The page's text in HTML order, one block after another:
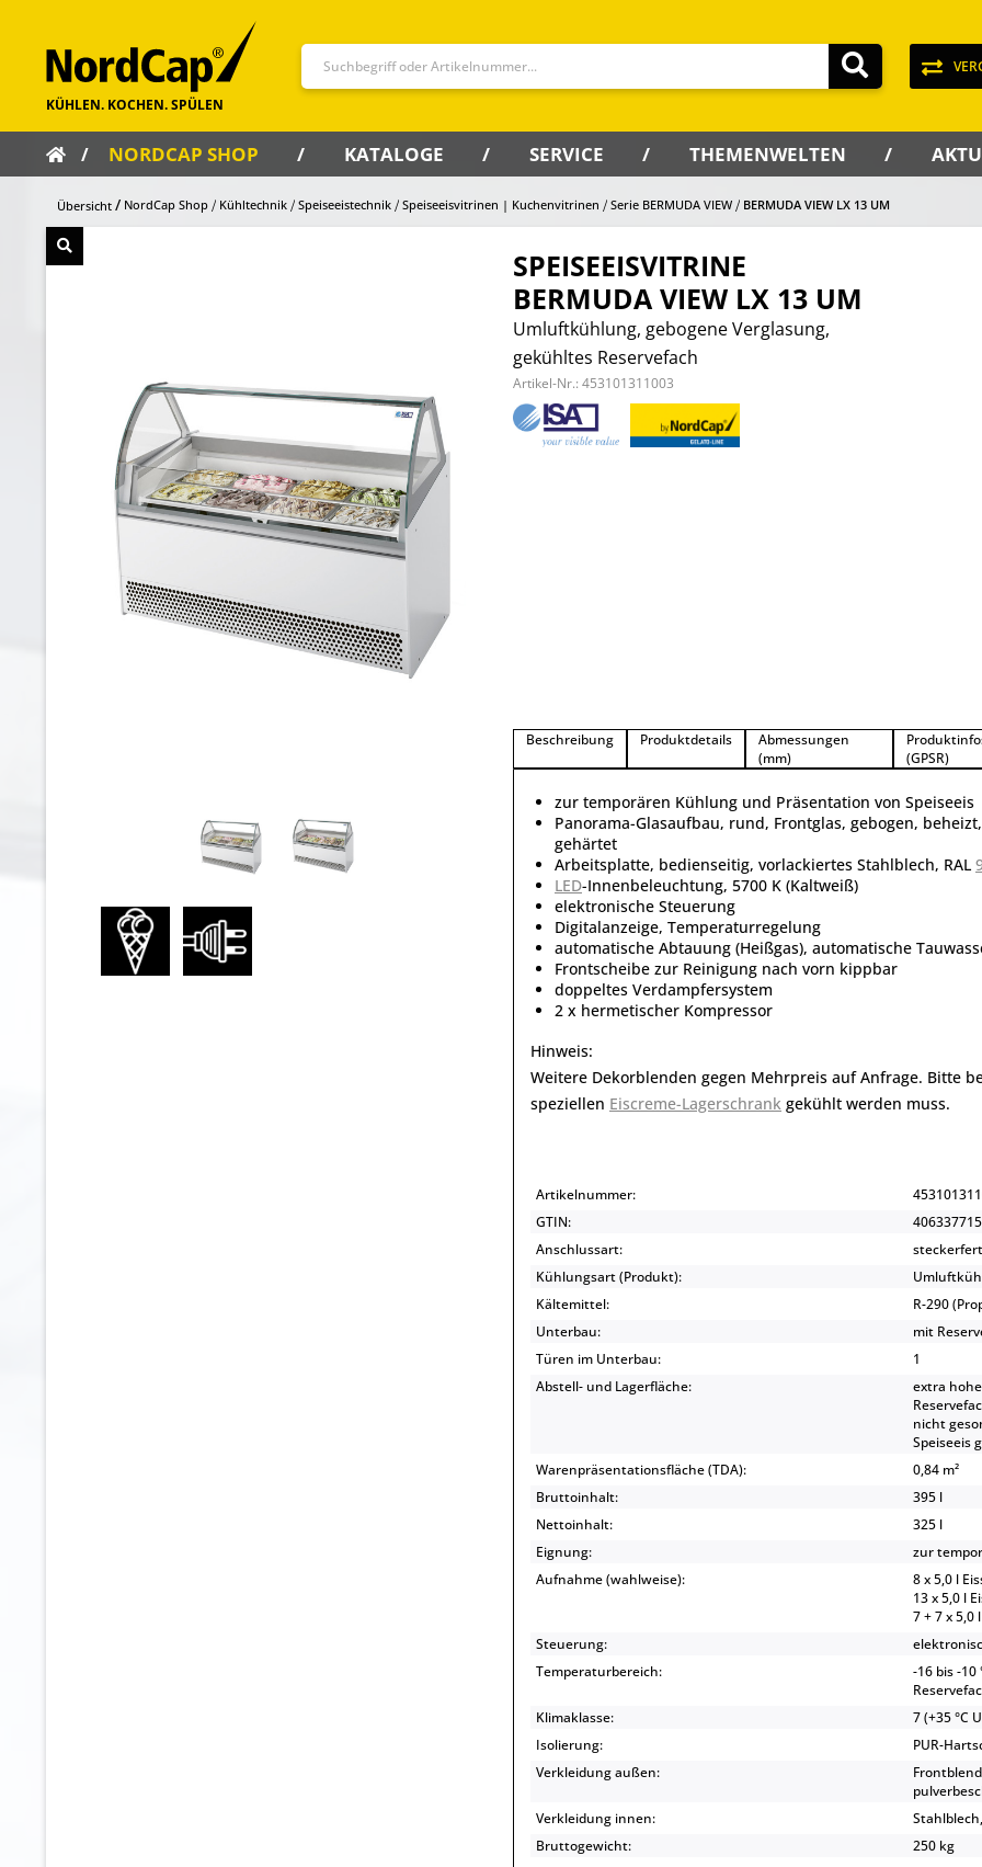
NORDCAP SHOP KATALOGE SERVICE THEMENWELTEN
Übersicht NordCap Shop Kühltechnik Speiseeistechnik Speiseeisvitrinen | Kuchenvitrinen Serie BERMUDA VIEW BERMUDA VIEW LX 13 UM
SPEISEEISVITRINE
BERMUDA VIEW LX 13 UM
Umluftkühlung, gebogene Verglasung,
gekühltes Reservefach
Artikel-Nr.: 453101311003
Beschreibung Produktdetails
Abmessungen
(mm)
(GPSR)
zur temporären Kühlung und Präsentation von Speiseeis
Panorama-Glasaufbau, rund, Frontglas, gebogen,
gehärtet
Arbeitsplatte, bedienseitig, vorlackiertes Stahlblech, RAL
LED-Innenbeleuchtung, 5700 K (Kaltweiß)
elektronische Steuerung
Digitalanzeige, Temperaturregelung
automatische Abtauung (Heißgas), automatische
Frontscheibe zur Reinigung nach vorn kippbar
doppeltes Verdampfersystem
2 x hermetischer Kompressor
Hinweis:
Weitere Dekorblenden gegen Mehrpreis auf Anfrage. Bitte
speziellen Eiscreme-Lagerschrank gekühlt werden muss.
Artikelnummer:
GTIN:
Anschlussart:
Kühlungsart (Produkt):
Kältemittel:
R-290
Unterbau:
mit
Türen im Unterbau:
1
Abstell- und Lagerfläche:
extra
nicht
Speiseeis
Warenpräsentationsfläche (TDA):
0,84 m²
Bruttoinhalt:
395 l
Nettoinhalt:
325 l
Eignung:
zur
Aufnahme (wahlweise):
8 x 5,0 l
13 x 5,0 l
7 + 7 x 5,0
Steuerung:
Temperaturbereich:
-16 bis -10
Klimaklasse:
7 (+35 °C
Isolierung:
PUR-
Verkleidung außen:
Verkleidung innen:
Bruttogewicht:
250 kg